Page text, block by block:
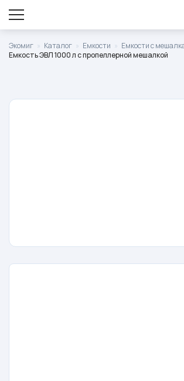
Оставить заявку
Корзина пуста.
Экомиг » Каталог » Емкости » Емкости с
Емкость ЭВЛ 1000 л с пропеллерной мешалкой